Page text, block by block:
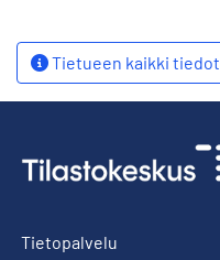
Tietueen kaikki tiedot
Tietopalvelu